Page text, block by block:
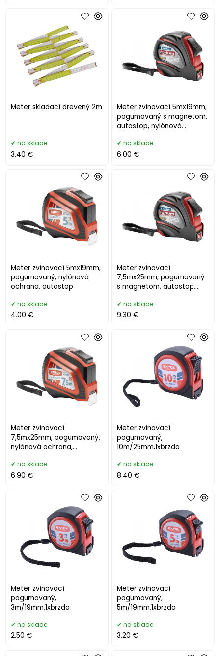
Meter skladací drevený 2m
na sklade
3.40 €
Meter zvinovací 5mx19mm,
pogumovaný s magnetom,
autostop, nylónová
na sklade
6.00 €
Meter zvinovací 5mx19mm,
pogumovaný, nylónová
ochrana, autostop
na sklade
4.00 €
Meter zvinovací
7,5mx25mm, pogumovaný
s magnetom, autostop,
na sklade
9.30 €
Meter zvinovací
7,5mx25mm, pogumovaný,
nylónová ochrana,
na sklade
6.90 €
Meter zvinovací
pogumovaný,
10m/25mm,1xbrzda
na sklade
8.40 €
Meter zvinovací
pogumovaný,
3m/19mm,1xbrzda
na sklade
2.50 €
Meter zvinovací
pogumovaný,
5m/19mm,1xbrzda
na sklade
3.20 €